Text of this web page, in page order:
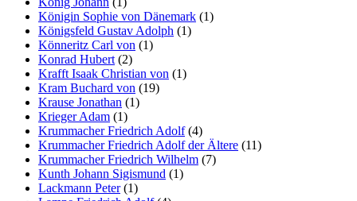
Königin Sophie von Dänemark (1)
Königsfeld Gustav Adolph (1)
Könneritz Carl von (1)
Konrad Hubert(2)
Krafft Isaak Christian von (1)
Kram Buchard von (19)
Krause Jonathan (1)
Krieger Adam (1)
Krummacher Friedrich Adolf(4)
Krummacher Friedrich Adolf der Ältere (11)
Krummacher Friedrich Wilhelm (7)
Kunth Johann Sigismund (1)
Lackmann Peter(1)